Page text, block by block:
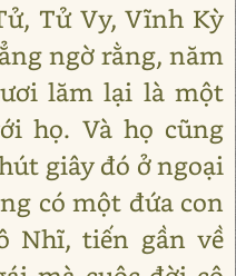
Tử Vy, Vĩnh Kỳ
ngờ rằng, năm
lăm lại là một
họ. Và họ cũng
giây đó ở ngoại
có một đứa con
Nhĩ, tiến gần về